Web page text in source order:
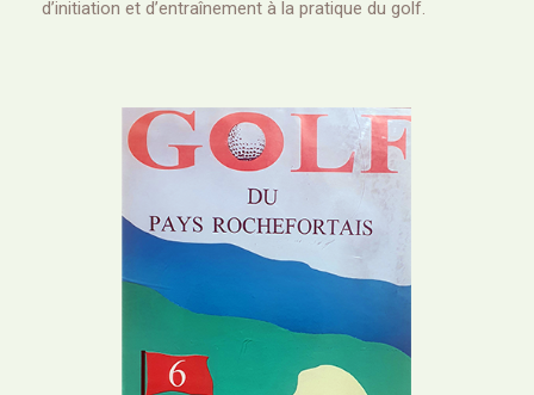
d’initiation et d’entraînement à la pratique du golf.